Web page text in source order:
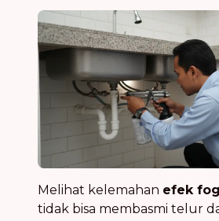
Melihat kelemahan efek
tidak bisa membasmi telur